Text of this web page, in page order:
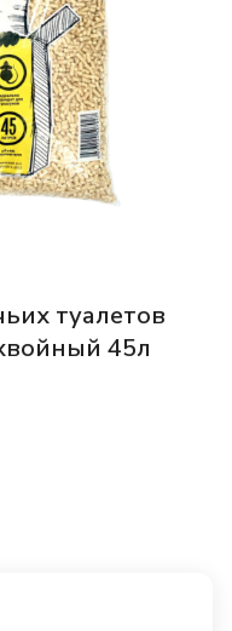
туалетов
45л